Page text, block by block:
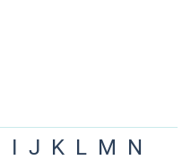
I J K L M N